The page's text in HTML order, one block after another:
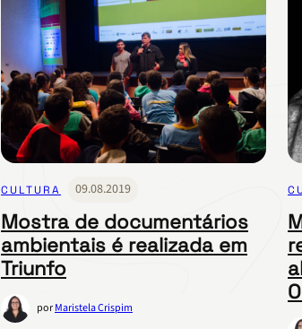
CULTURA 09.08.2019
Mostra de documentários
ambientais é realizada em
Triunfo
porMaristela Crispim